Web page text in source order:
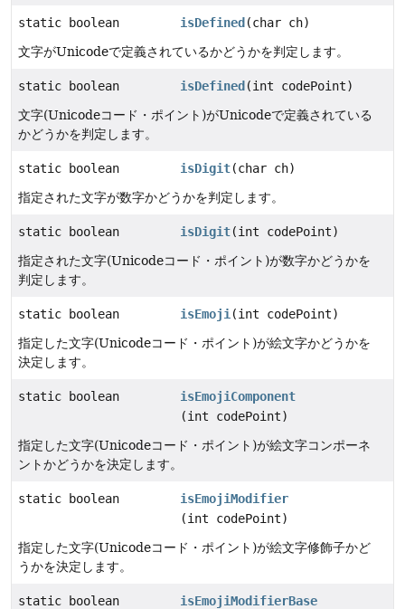
static boolean isDefined (char ch)
文字がUnicodeで定義されているかどうかを判定します。
static boolean isDefined (int codePoint)
文字(Unicodeコード・ポイント)がUnicodeで定義されている
かどうかを判定します。
static boolean isDigit(char ch)
指定された文字が数字かどうかを判定します。
static boolean isDigit(int codePoint)
指定された文字(Unicodeコード・ポイント)が数字かどうかを
判定します。
static boolean isEmoji (int codePoint)
指定した文字(Unicodeコード・ポイント)が絵文字かどうかを
決定します。
static boolean
isEmojiComponent
(int codePoint)
指定した文字(Unicodeコード・ポイント)が絵文字コンポーネ
ントかどうかを決定します。
static boolean
isEmojiModifier
(int codePoint)
指定した文字(Unicodeコード・ポイント)が絵文字修飾子かど
うかを決定します。
static boolean
isEmojiModifierBase